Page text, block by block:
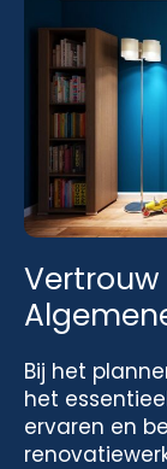
Vertrouw
Bij het
het
ervaren en